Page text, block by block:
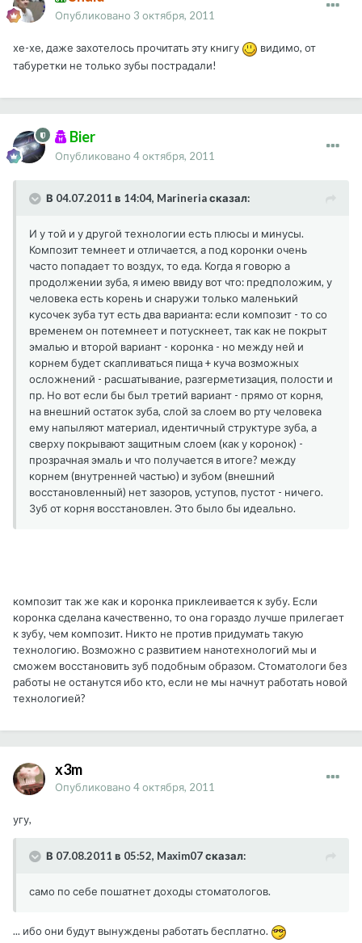
Опубликовано 3 октября, 2011
хе-хе, даже захотелось прочитать эту книгу
видимо, от
табуретки не только зубы пострадали!
Bier
Опубликовано 4 октября, 2011
В 04.07.2011 в 14:04, Marineria сказал:
И у той и у другой технологии есть плюсы и минусы.
Композит темнеет и отличается, а под коронки очень
часто попадает то воздух, то еда. Когда я говорю а
продолжении зуба, я имею ввиду вот что: предположим, у
человека есть корень и снаружи только маленький
кусочек зуба тут есть два варианта: если композит - то со
временем он потемнеет и потускнеет, так как не покрыт
эмалью и второй вариант - коронка - но между ней и
корнем будет скапливаться пища + куча возможных
осложнений - расшатывание, разгерметизация, полости и
пр. Но вот если бы был третий вариант - прямо от корня,
на внешний остаток зуба, слой за слоем во рту человека
ему напыляют материал, идентичный структуре зуба, а
сверху покрывают защитным слоем (как у коронок) -
прозрачная эмаль и что получается в итоге? между
корнем (внутренней частью) и зубом (внешний
восстановленный) нет зазоров, уступов, пустот - ничего.
Зуб от корня восстановлен. Это было бы идеально.
композит так же как и коронка приклеивается к зубу. Если
коронка сделана качественно, то она гораздо лучше прилегает
к зубу, чем композит. Никто не против придумать такую
технологию. Возможно с развитием нанотехнологий мы и
сможем восстановить зуб подобным образом. Стоматологи без
работы не останутся ибо кто, если не мы начнут работать новой
технологией?
x3m
Опубликовано 4 октября, 2011
угу,
В 07.08.2011 в 05:52, Maxim07 сказал:
само по себе пошатнет доходы стоматологов.
... ибо они будут вынуждены работать бесплатно.